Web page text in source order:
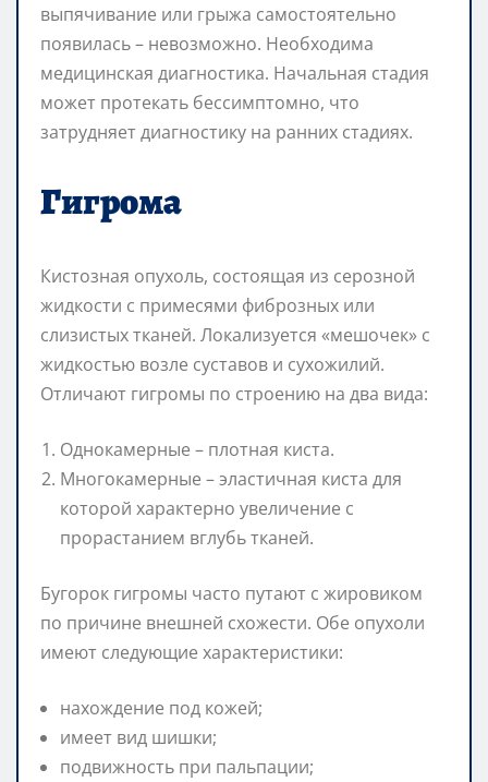
выпячивание или грыжа самостоятельно
появилась – невозможно. Необходима
медицинская диагностика. Начальная стадия
может протекать бессимптомно, что
затрудняет диагностику на ранних стадиях.
Гигрома
Кистозная опухоль, состоящая из серозной
жидкости с примесями фиброзных или
слизистых тканей. Локализуется «мешочек» с
жидкостью возле суставов и сухожилий.
Отличают гигромы по строению на два вида:
Однокамерные – плотная киста.
Многокамерные – эластичная киста для
которой характерно увеличение с
прорастанием вглубь тканей.
Бугорок гигромы часто путают с жировиком
по причине внешней схожести. Обе опухоли
имеют следующие характеристики:
нахождение под кожей;
имеет вид шишки;
подвижность при пальпации;